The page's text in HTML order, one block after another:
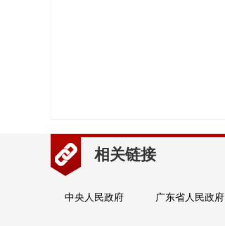
相关链接
中央人民政府 广东省人民政府